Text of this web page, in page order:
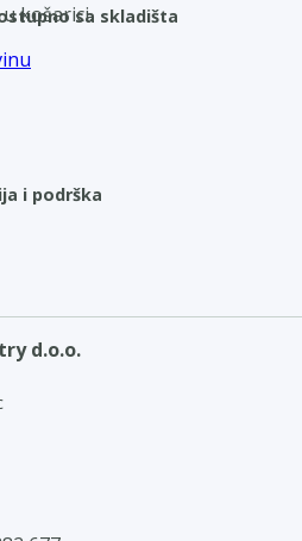
košarici.sa skladišta
i podrška
d.o.o.